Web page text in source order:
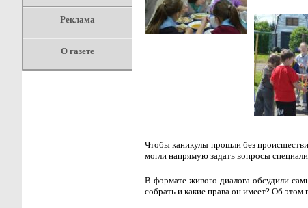
Реклама
О газете
Чтобы каникулы прошли без
могли напрямую задать вопросы
В формате живого диалога обсудили
собрать и какие права он имеет? Об этом